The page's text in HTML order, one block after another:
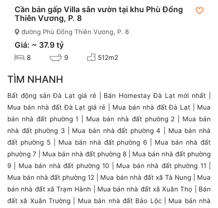
Cần bán gấp Villa sân vườn tại khu Phù Đổng
Thiên Vương, P. 8
đường Phù Đổng Thiên Vương, P. 8
Giá: ~ 37.9 tỷ
8 9 512m2
TÌM NHANH
Bất động sản Đà Lạt giá rẻ Bán Homestay Đà Lạt mới nhất
Mua bán nhà đất Đà Lạt giá rẻ
Mua bán nhà đất Đà Lạt
Mua
bán nhà đất phường 1
Mua bán nhà đất phường 2
Mua bán
nhà đất phường 3| Mua bán nhà đất phường 4
Mua bán nhà
đất phường 5| Mua bán nhà đất phường 6
Mua bán nhà đất
phường 7
Mua bán nhà đất phường 8
Mua bán nhà đất phường
9
Mua bán nhà đất phường 10 Mua bán nhà đất phường 11
Mua bán nhà đất phường 12 | Mua bán nhà đất xã Tà Nung | Mua
bán nhà đất xã Trạm Hành
Mua bán nhà đất xã Xuân Thọ
Bán
đất xã Xuân Trường
Mua bán nhà đất Bảo Lộc| Mua bán nhà